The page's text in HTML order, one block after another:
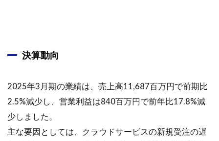
たサ
デー
タ活
ラッ
トフ
決算動向
2025年3月期の業績は、売上高11,687百万円で前期比
2.5%減少し、営業利益は840百万円で前年比17.8%減
少しました。
主な要因としては、クラウドサービスの新規受注の遅